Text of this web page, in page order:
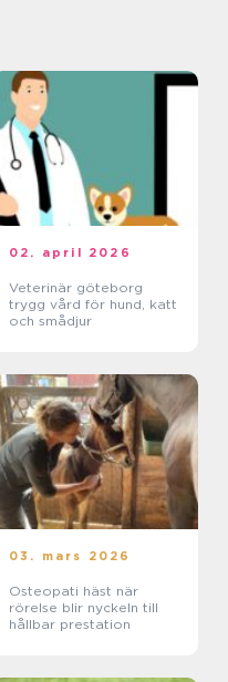
02. april 2026
Veterinär göteborg
trygg vård för hund, katt
och smådjur
03. mars 2026
Osteopati häst när
rörelse blir nyckeln till
hållbar prestation